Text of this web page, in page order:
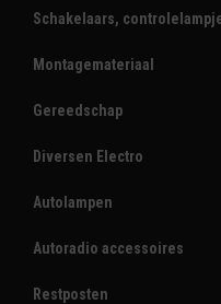
Schakelaars,
Montagemateriaal
Gereedschap
Diversen Electro
Autolampen
Autoradio accessoires
Restposten